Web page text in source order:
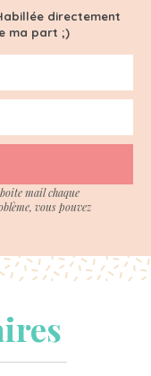
directement
ma part ;)
mail chaque
vous pouvez